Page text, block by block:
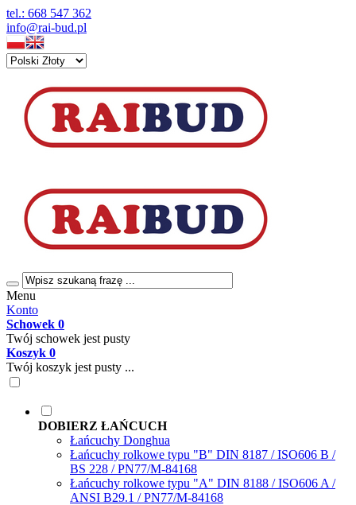
tel.: 668 547 362
info@rai-bud.pl
Menu
Konto
Schowek 0
Twój schowek jest pusty
Koszyk 0
Twój koszyk jest pusty ...
DOBIERZ ŁAŃCUCH
Łańcuchy Donghua
Łańcuchy rolkowe typu "B" DIN 8187 / ISO606 B /
BS 228 / PN77/M-84168
Łańcuchy rolkowe typu "A" DIN 8188 / ISO606 A /
ANSI B29.1 / PN77/M-84168